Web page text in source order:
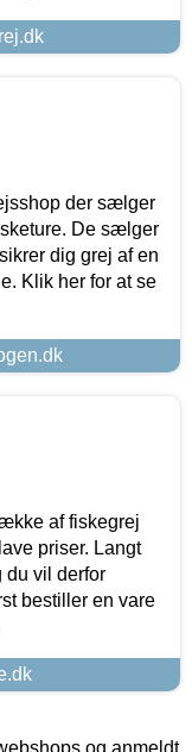
der sælger
De sælger
dig grej af en
Klik her for at se
af fiskegrej
priser. Langt
du vil derfor
bestiller en vare
og anmeldt